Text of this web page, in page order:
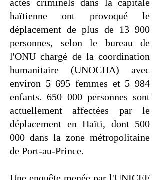
actes criminels dans la capitale
haïtienne ont provoqué le
déplacement de plus de 13 900
personnes, selon le bureau de
l'ONU chargé de la coordination
humanitaire (UNOCHA) avec
environ 5 695 femmes et 5 984
enfants. 650 000 personnes sont
actuellement affectées par le
déplacement en Haïti, dont 500
000 dans la zone métropolitaine
de Port-au-Prince.